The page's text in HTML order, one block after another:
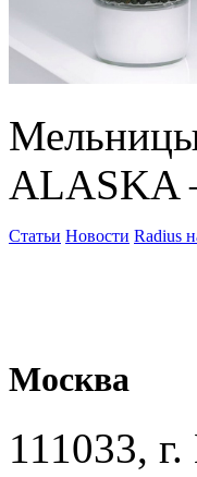
ALASKA
Статьи Новости Radius
Москва
111033,